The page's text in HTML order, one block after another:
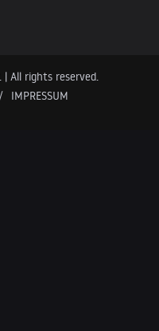
All rights reserved.
IMPRESSUM